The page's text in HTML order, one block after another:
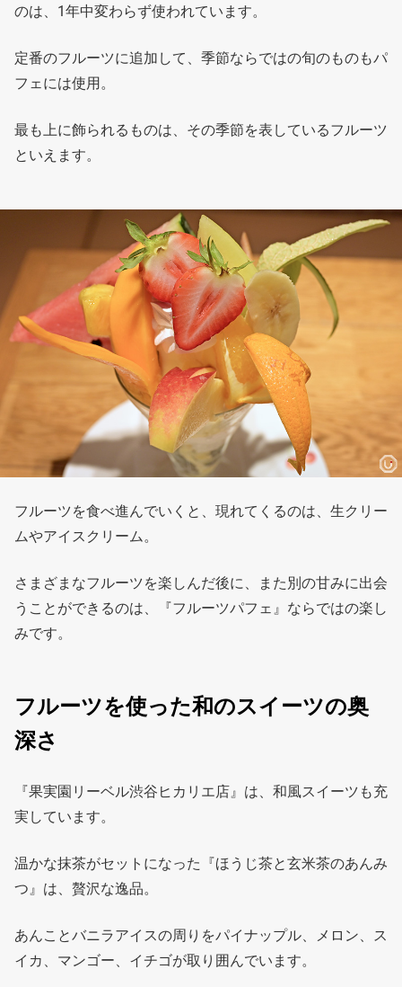
のは、1年中変わらず使われています。
定番のフルーツに追加して、季節ならではの旬のものもパ
フェには使用。
最も上に飾られるものは、その季節を表しているフルーツ
といえます。
フルーツを食べ進んでいくと、現れてくるのは、生クリー
ムやアイスクリーム。
さまざまなフルーツを楽しんだ後に、また別の甘みに出会
うことができるのは、『フルーツパフェ』ならではの楽し
みです。
フルーツを使った和のスイーツの奥
深さ
『果実園リーベル渋谷ヒカリエ店』は、和風スイーツも充
実しています。
温かな抹茶がセットになった『ほうじ茶と玄米茶のあんみ
つ』は、贅沢な逸品。
あんことバニラアイスの周りをパイナップル、メロン、ス
イカ、マンゴー、イチゴが取り囲んでいます。